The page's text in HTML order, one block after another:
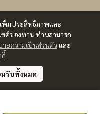
พิ่มประสิทธิภาพและ
ต์ของท่าน ท่านสามารถ
ายความเป็นส่วนตัว และ
กี้
มรับทั้งหมด